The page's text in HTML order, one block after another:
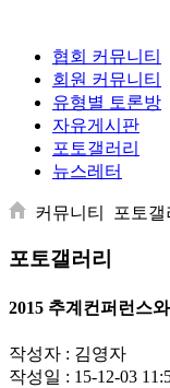
협회 커뮤니티
회원 커뮤니티
유형별 토론방
자유게시판
포토갤러리
뉴스레터
커뮤니티 포토갤
포토갤러리
2015 추계컨퍼런스
작성자 : 김영자
작성일 : 15-12-03